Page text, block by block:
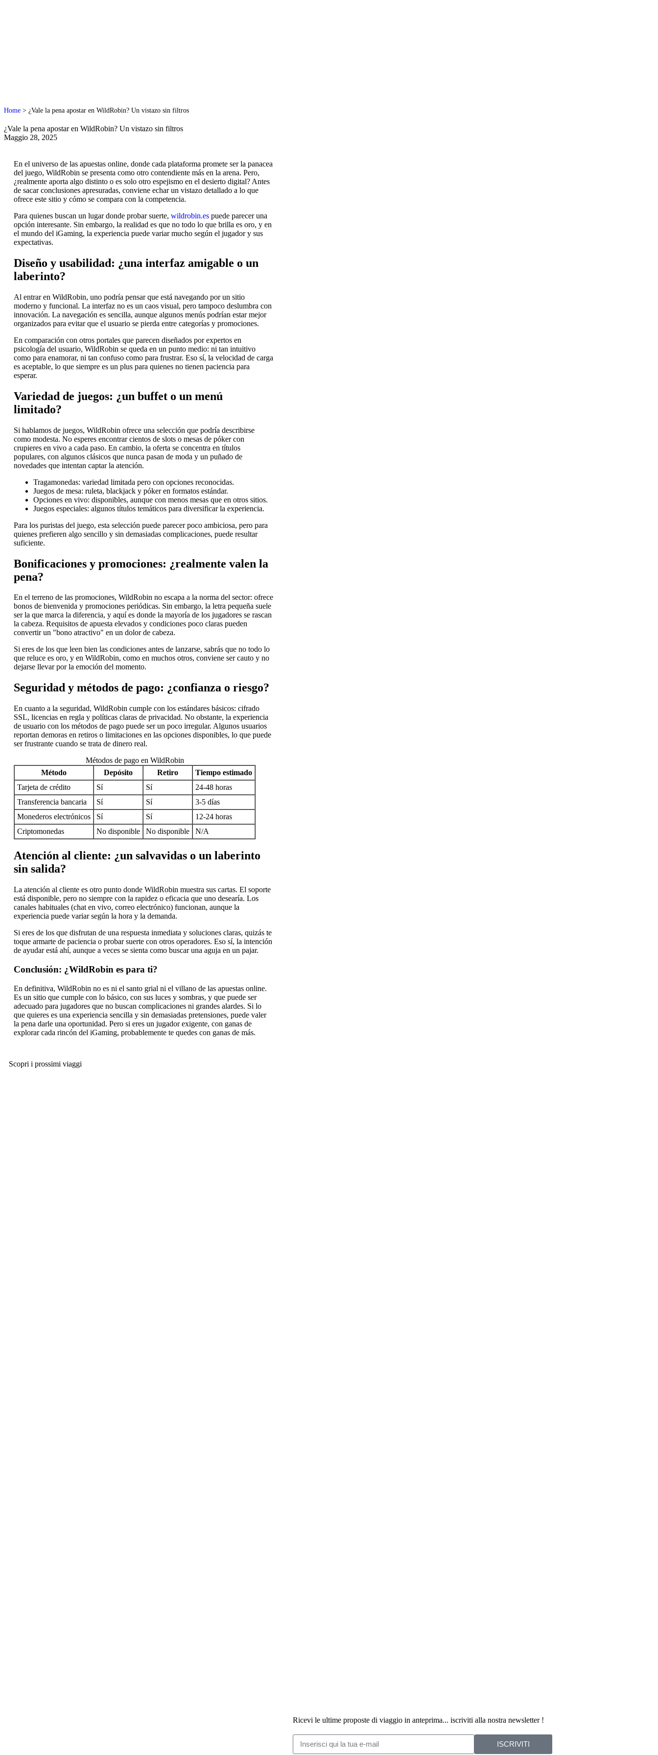
Home > ¿Vale la pena apostar en WildRobin? Un vistazo sin filtros
¿Vale la pena apostar en WildRobin? Un vistazo sin filtros
Maggio 28, 2025
En el universo de las apuestas online, donde cada plataforma promete ser la panacea
del juego, WildRobin se presenta como otro contendiente más en la arena. Pero,
¿realmente aporta algo distinto o es solo otro espejismo en el desierto digital? Antes
de sacar conclusiones apresuradas, conviene echar un vistazo detallado a lo que
ofrece este sitio y cómo se compara con la competencia.
Para quienes buscan un lugar donde probar suerte, wildrobin.es puede parecer una
opción interesante. Sin embargo, la realidad es que no todo lo que brilla es oro, y en
el mundo del iGaming, la experiencia puede variar mucho según el jugador y sus
expectativas.
Diseño y usabilidad: ¿una interfaz amigable o un
laberinto?
Al entrar en WildRobin, uno podría pensar que está navegando por un sitio
moderno y funcional. La interfaz no es un caos visual, pero tampoco deslumbra con
innovación. La navegación es sencilla, aunque algunos menús podrían estar mejor
organizados para evitar que el usuario se pierda entre categorías y promociones.
En comparación con otros portales que parecen diseñados por expertos en
psicología del usuario, WildRobin se queda en un punto medio: ni tan intuitivo
como para enamorar, ni tan confuso como para frustrar. Eso sí, la velocidad de carga
es aceptable, lo que siempre es un plus para quienes no tienen paciencia para
esperar.
Variedad de juegos: ¿un buffet o un menú
limitado?
Si hablamos de juegos, WildRobin ofrece una selección que podría describirse
como modesta. No esperes encontrar cientos de slots o mesas de póker con
crupieres en vivo a cada paso. En cambio, la oferta se concentra en títulos
populares, con algunos clásicos que nunca pasan de moda y un puñado de
novedades que intentan captar la atención.
Tragamonedas: variedad limitada pero con opciones reconocidas.
Juegos de mesa: ruleta, blackjack y póker en formatos estándar.
Opciones en vivo: disponibles, aunque con menos mesas que en otros sitios.
Juegos especiales: algunos títulos temáticos para diversificar la experiencia.
Para los puristas del juego, esta selección puede parecer poco ambiciosa, pero para
quienes prefieren algo sencillo y sin demasiadas complicaciones, puede resultar
suficiente.
Bonificaciones y promociones: ¿realmente valen la
pena?
En el terreno de las promociones, WildRobin no escapa a la norma del sector: ofrece
bonos de bienvenida y promociones periódicas. Sin embargo, la letra pequeña suele
ser la que marca la diferencia, y aquí es donde la mayoría de los jugadores se rascan
la cabeza. Requisitos de apuesta elevados y condiciones poco claras pueden
convertir un "bono atractivo" en un dolor de cabeza.
Si eres de los que leen bien las condiciones antes de lanzarse, sabrás que no todo lo
que reluce es oro, y en WildRobin, como en muchos otros, conviene ser cauto y no
dejarse llevar por la emoción del momento.
Seguridad y métodos de pago: ¿confianza o riesgo?
En cuanto a la seguridad, WildRobin cumple con los estándares básicos: cifrado
SSL, licencias en regla y políticas claras de privacidad. No obstante, la experiencia
de usuario con los métodos de pago puede ser un poco irregular. Algunos usuarios
reportan demoras en retiros o limitaciones en las opciones disponibles, lo que puede
ser frustrante cuando se trata de dinero real.
Métodos de pago en WildRobin
Método
Depósito Retiro
Tiempo estimado
Tarjeta de crédito
Sí Sí
24-48 horas
Transferencia bancaria
Sí Sí
3-5 días
Monederos electrónicos
Sí Sí
12-24 horas
Criptomonedas
No disponible No disponible N/A
Atención al cliente: ¿un salvavidas o un laberinto
sin salida?
La atención al cliente es otro punto donde WildRobin muestra sus cartas. El soporte
está disponible, pero no siempre con la rapidez o eficacia que uno desearía. Los
canales habituales (chat en vivo, correo electrónico) funcionan, aunque la
experiencia puede variar según la hora y la demanda.
Si eres de los que disfrutan de una respuesta inmediata y soluciones claras, quizás te
toque armarte de paciencia o probar suerte con otros operadores. Eso sí, la intención
de ayudar está ahí, aunque a veces se sienta como buscar una aguja en un pajar.
Conclusión: ¿WildRobin es para ti?
En definitiva, WildRobin no es ni el santo grial ni el villano de las apuestas online.
Es un sitio que cumple con lo básico, con sus luces y sombras, y que puede ser
adecuado para jugadores que no buscan complicaciones ni grandes alardes. Si lo
que quieres es una experiencia sencilla y sin demasiadas pretensiones, puede valer
la pena darle una oportunidad. Pero si eres un jugador exigente, con ganas de
explorar cada rincón del iGaming, probablemente te quedes con ganas de más.
Scopri i prossimi viaggi
Ricevi le ultime proposte di viaggio in anteprima... iscriviti alla nostra newsletter !
ISCRIVITI